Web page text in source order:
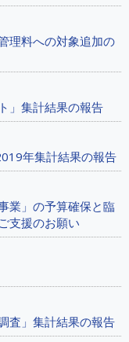
理料への対象追加の
」集計結果の報告
年集計結果の報告
業」の予算確保と臨
支援のお願い
査」集計結果の報告